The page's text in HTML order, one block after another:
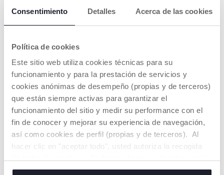
Consentimiento Detalles Acerca de las cookies
Política de cookies
Este sitio web utiliza cookies técnicas para su
funcionamiento y para la prestación de servicios y
cookies anónimas de desempeño (propias y de terceros)
que están siempre activas para garantizar el
funcionamiento del sitio y medir su performance con el
fin de conocer y mejorar su experiencia de navegación,
así como cookies de perfil (propias y de terceros). Al
hacer clic en "aceptar todo", usted autoriza la recogida
o cambiar o revocar el consentimiento de todas o
ADVERTENCIAS E INSTRUCCIONES
NUESTRO CONSEJOS